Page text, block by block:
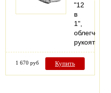
"12
в
1",
облегченная
рукоятка
1 670 руб Купить